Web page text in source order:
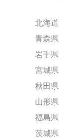
北海道
青森県
岩手県
宮城県
秋田県
山形県
福島県
茨城県